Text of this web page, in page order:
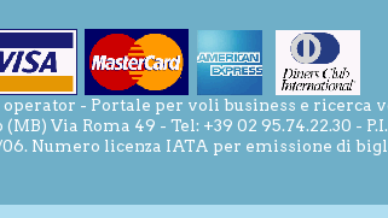
operator - Portale per voli business e ricerca
Via Roma 49 - Tel: +39 02 95.74.22.30 -
Numero licenza IATA per emissione di